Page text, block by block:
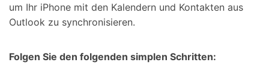
um Ihr iPhone mit den Kalendern und Kontakten aus
Outlook zu synchronisieren.
Folgen Sie den folgenden simplen Schritten: